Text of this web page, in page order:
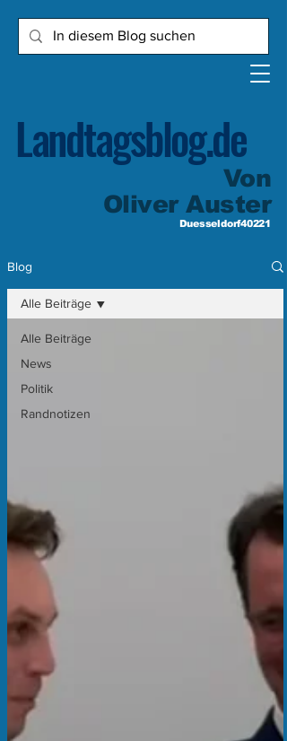
Landtagsblog.de
Von
Oliver Auster
Duesseldorf40221
Blog
Alle Beiträge
News
Politik
Randnotizen
Alle Beiträge